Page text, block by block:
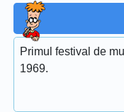
Primul festival de
1969.